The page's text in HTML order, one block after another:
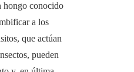
hongo conocido
a los
que actúan
pueden